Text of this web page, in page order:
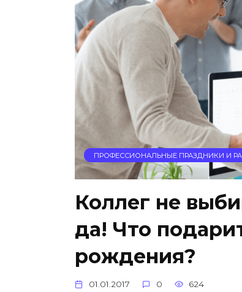
ПРОФЕССИОНАЛЬНЫЕ ПРАЗДНИКИ И
Коллег не
да! Что
рождения?
01.01.2017 0 624